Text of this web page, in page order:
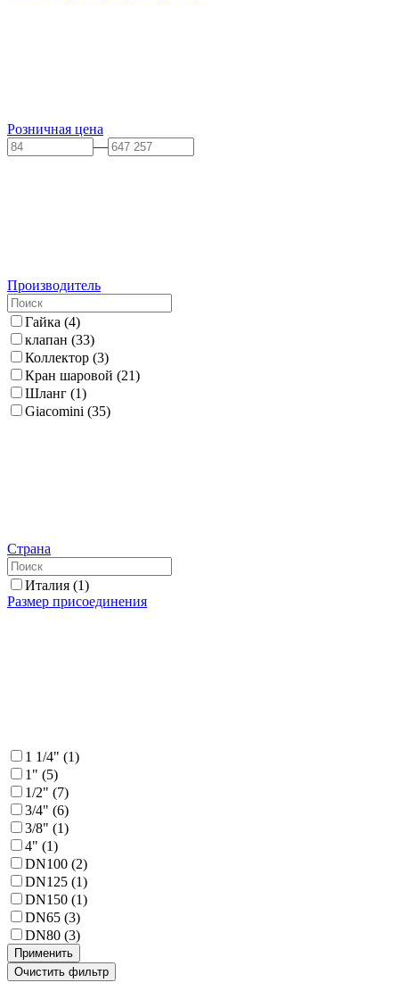
Розничная цена
—
Производитель
Гайка (4)
клапан (33)
Коллектор (3)
Кран шаровой (21)
Шланг (1)
Giacomini (35)
Страна
Италия (1)
Размер присоединения
1 1/4" (1)
1" (5)
1/2" (7)
3/4" (6)
3/8" (1)
4" (1)
DN100 (2)
DN125 (1)
DN150 (1)
DN65 (3)
DN80 (3)
Применить
Очистить фильтр